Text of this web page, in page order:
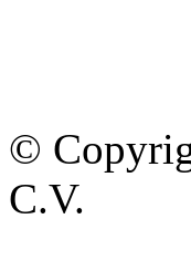
©
C.V.